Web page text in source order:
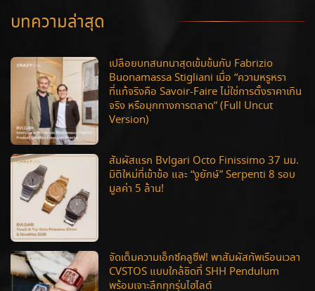
บทความล่าสุด
เปลือยบทสนทนาสุดเข้มข้นกับ Fabrizio
Buonamassa Stigliani เมื่อ “ความหรูหรา
ที่แท้จริงคือ Savoir-Faire ไม่ใช่การตั้งราคาเกิน
จริง หรือมุกทางการตลาด” (Full Uncut
Version)
สัมผัสแรก Bvlgari Octo Finissimo 37 มม.
มิติใหม่ที่เข้าข้อ และ “งูยักษ์” Serpenti 8 รอบ
มูลค่า 5 ล้าน!
จัดเต็มความเอ็กซ์คลูซีฟ! พาสัมผัสทัพเรือนเวลา
CVSTOS แบบใกล้ชิดที่ SHH Pendulum
พร้อมเจาะลึกทุกรุ่นไฮไลต์